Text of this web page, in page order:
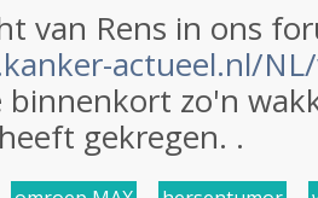
van Rens in ons
actueel.nl/
binnenkort zo'n
gekregen. .